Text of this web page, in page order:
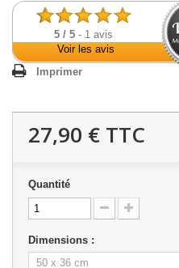
5 /5 - 1avis
Voir les avis
Imprimer
27,90 € TTC
Quantité
Dimensions :